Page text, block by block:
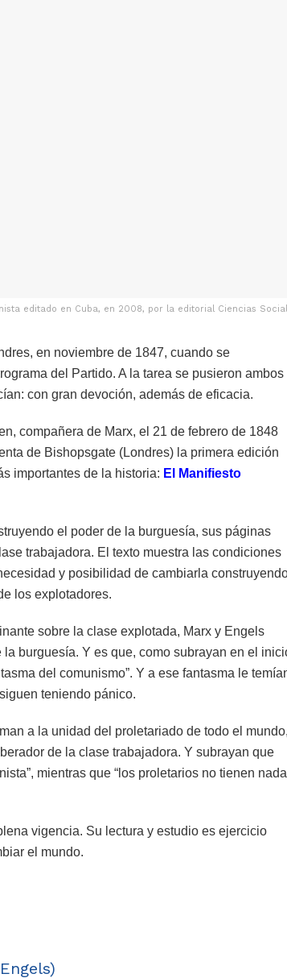
editado en Cuba, en 2008, por la editorial Ciencias
en noviembre de 1847, cuando se
del Partido. A la tarea se pusieron ambos
con gran devoción, además de eficacia.
compañera de Marx, el 21 de febrero de 1848
de Bishopsgate (Londres) la primera edición
importantes de la historia: El Manifiesto
el poder de la burguesía, sus páginas
trabajadora. El texto muestra las condiciones
y posibilidad de cambiarla
los explotadores.
sobre la clase explotada, Marx y Engels
burguesía. Y es que, como subrayan en el
del comunismo”. Y a ese fantasma le
teniendo pánico.
a la unidad del proletariado de todo el mundo,
de la clase trabajadora. Y subrayan que
mientras que “los proletarios no tienen nada
vigencia. Su lectura y estudio es ejercicio
el mundo.